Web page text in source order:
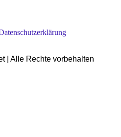
| Alle Rechte vorbehalten